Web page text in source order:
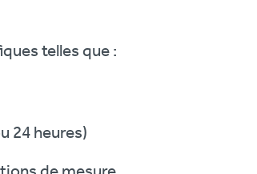
telles que :
24 heures)